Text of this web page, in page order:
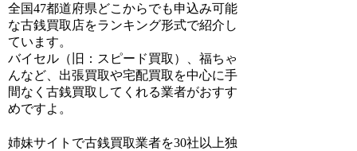
全国47都道府県どこからでも申込み可能
な古銭買取店をランキング形式で紹介し
ています。
バイセル（旧：スピード買取）、福ちゃ
んなど、出張買取や宅配買取を中心に手
間なく古銭買取してくれる業者がおすす
めですよ。
姉妹サイトで古銭買取業者を30社以上独